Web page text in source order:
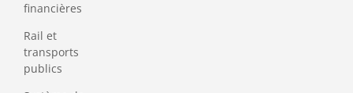
financières
Rail et
transports
publics